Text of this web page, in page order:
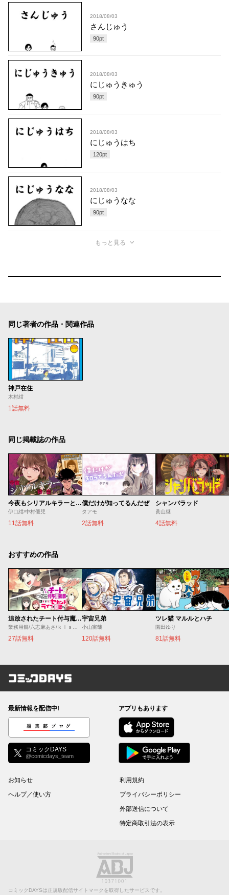
2018/08/03
さんじゅう
90pt
2018/08/03
にじゅうきゅう
90pt
2018/08/03
にじゅうはち
120pt
2018/08/03
にじゅうなな
90pt
もっと見る
同じ著者の作品・関連作品
神戸在住
木村紺
1話無料
同じ掲載誌の作品
今夜もシリアルキラーと待ち合わせ
伊口紺/中村優児
11話無料
僕だけが知ってるんだぜ
タアモ
2話無料
シャンバラッド
眞山継
4話無料
おすすめの作品
追放されたチート付与魔術師は気ままなセカンドライフを謳歌する。 ～俺は武器だけじゃなく、あらゆるものに『強化ポイント』を付与できるし、俺の意思でいつでも効果を解除できるけど、残った人たち大丈夫？～
業務用餅/六志麻あさ/ｋｉｓｕｉ
27話無料
宇宙兄弟
小山宙哉
120話無料
ツレ猫 マルルとハチ
園田ゆり
81話無料
コミックDAYS
最新情報を配信中!
編集部ブログ
コミックDAYS
@comicdays_team
アプリもあります
お知らせ
ヘルプ／使い方
利用規約
プライバシーポリシー
外部送信について
特定商取引法の表示
コミックDAYSは正規版配信サイトマークを取得したサービスです。